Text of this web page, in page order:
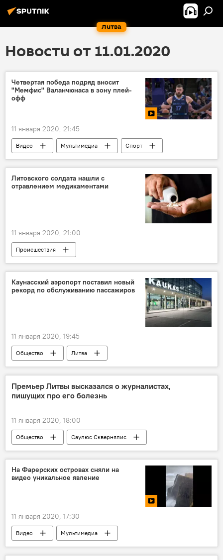
Литва
Новости от 11.01.2020
Четвертая победа подряд вносит
"Мемфис" Валанчюнаса в зону плей-
офф
11 января 2020, 21:45
Видео Мультимедиа
Спорт
Литва
баскетбол
НБА
Литовского солдата нашли с
отравлением медикаментами
11 января 2020, 21:00
Происшествия
Каунасский аэропорт поставил новый
рекорд по обслуживанию пассажиров
11 января 2020, 19:45
Общество
Литва
аэропорт Каунаса
Премьер Литвы высказался о журналистах,
пишущих про его болезнь
11 января 2020, 18:00
Общество
Саулюс Сквернялис
Правительство Литвы
СМИ
Литва
онкология
На Фарерских островах сняли на
видео уникальное явление
11 января 2020, 17:30
Видео Мультимедиа